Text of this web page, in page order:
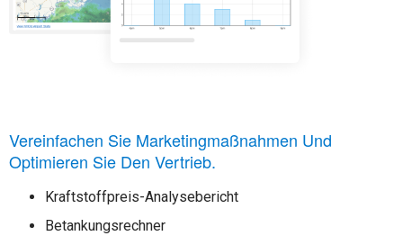
Vereinfachen Sie Marketingmaßnahmen Und
Optimieren Sie Den Vertrieb.
Kraftstoffpreis-Analysebericht
Betankungsrechner